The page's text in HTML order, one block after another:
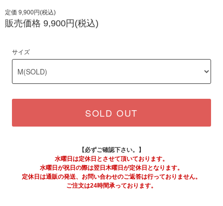
定価 9,900円(税込)
販売価格 9,900円(税込)
サイズ
SOLD OUT
【必ずご確認下さい。】
水曜日は定休日とさせて頂いております。
水曜日が祝日の際は翌日木曜日が定休日となります。
定休日は通販の発送、お問い合わせのご返答は行っておりません。
ご注文は24時間承っております。